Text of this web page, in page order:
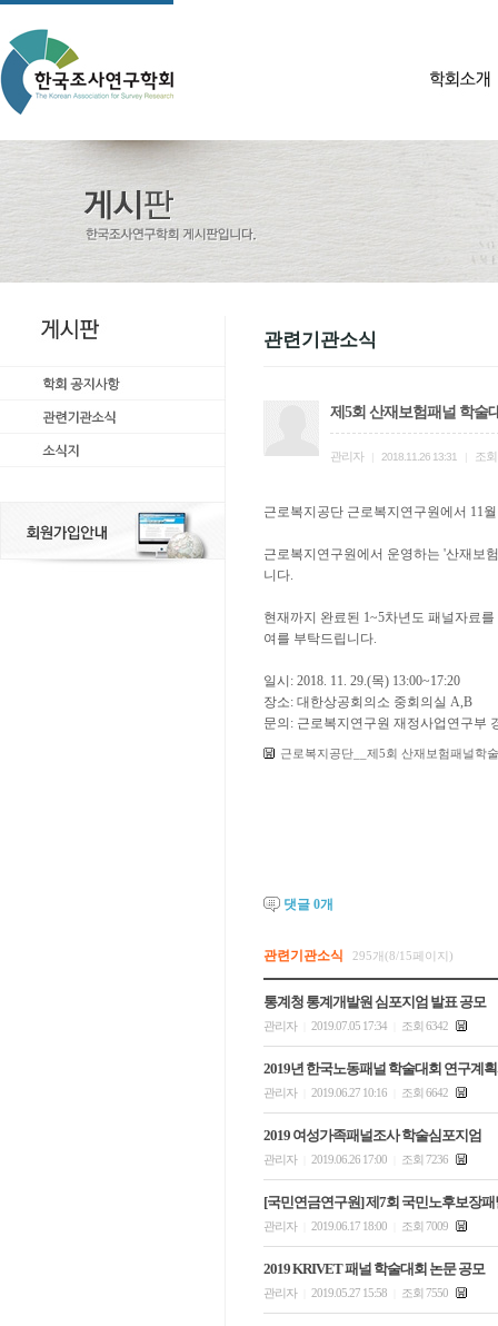
관련기관소식
제5회 산재보험패널 학술
관리자 2018.11.26 13:31 조회
근로복지공단 근로복지연구원에서 11
근로복지연구원에서 운영하는 '산재보
니다.
현재까지 완료된 1~5차년도 패널자료
여를 부탁드립니다.
일시: 2018. 11. 29.(목) 13:00~17:20
장소: 대한상공회의소 중회의실 A,B
문의: 근로복지연구원 재정사업연구부
근로복지공단__제5회 산재보험패널학
댓글 0개
관련기관소식 295개(8/15페이지)
통계청 통계개발원 심포지엄 발표 공모
관리자 2019.07.05 17:34 조회 6342
2019년 한국노동패널 학술대회 연구계
관리자 2019.06.27 10:16 조회 6642
2019 여성가족패널조사 학술심포지엄
관리자 2019.06.26 17:00 조회 7236
[국민연금연구원] 제7회 국민노후보장
관리자 2019.06.17 18:00 조회 7009
2019 KRIVET 패널 학술대회 논문 공모
관리자 2019.05.27 15:58 조회 7550